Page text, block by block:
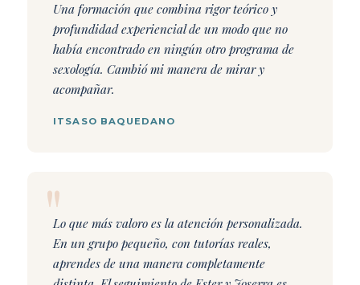
Una formación que combina rigor teórico y
profundidad experiencial de un modo que no
había encontrado en ningún otro programa de
sexología. Cambió mi manera de mirar y
acompañar.
ITSASO BAQUEDANO
Lo que más valoro es la atención personalizada.
En un grupo pequeño, con tutorías reales,
aprendes de una manera completamente